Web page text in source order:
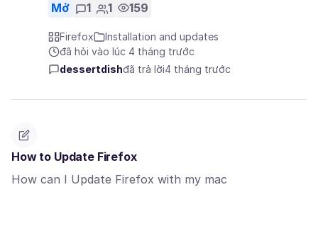
Mở 1 1 159
Firefox
Installation and updates
đã hỏi vào lúc 4 tháng trước
dessertdishđã trả lời4 tháng trước
How to Update Firefox
How can I Update Firefox with my mac